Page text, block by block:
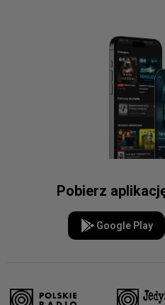
Pobierz
Google Play